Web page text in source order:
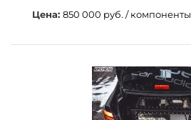
Цена: 850 000 руб. / компоненты